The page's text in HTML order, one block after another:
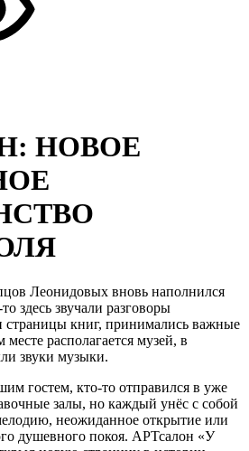
НОВОЕ
Леонидовых вновь наполнился
здесь звучали разговоры
страницы книг, принимались важные
располагается музей, в
звуки музыки.
гостем, кто-то отправился в уже
залы, но каждый унёс с собой
неожиданное открытие или
душевного покоя. АРТсалон «У